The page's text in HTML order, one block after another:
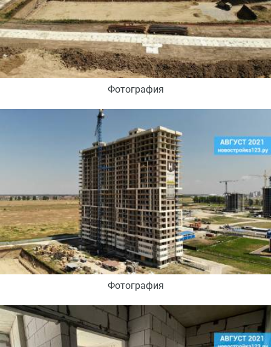
Фотография
Фотография